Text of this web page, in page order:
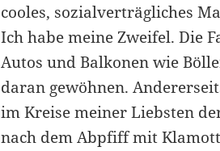
cooles, sozialverträgliches
Ich habe meine Zweifel. Die
Autos und Balkonen wie
daran gewöhnen.
im Kreise meiner Liebsten
nach dem Abpfiff mit